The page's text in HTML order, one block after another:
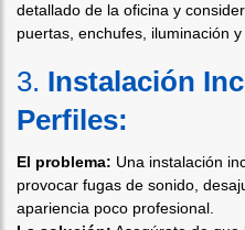
detallado de la oficina y
puertas, enchufes, iluminación
3. Instalación
Perfiles:
El problema: Una instalación
provocar fugas de sonido,
apariencia poco profesional.